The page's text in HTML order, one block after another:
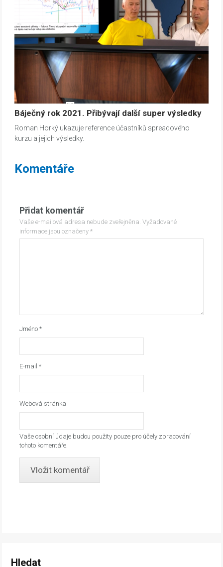
Báječný rok 2021. Přibývají další super výsledky
Roman Horký ukazuje reference účastníků spreadového
kurzu a jejich výsledky.
Komentáře
Přidat komentář
Vaše e-mailová adresa nebude zveřejněna. Vyžadované
informace jsou označeny*
Jméno*
E-mail*
Webová stránka
Vaše osobní údaje budou použity pouze pro účely zpracování
tohoto komentáře.
Hledat